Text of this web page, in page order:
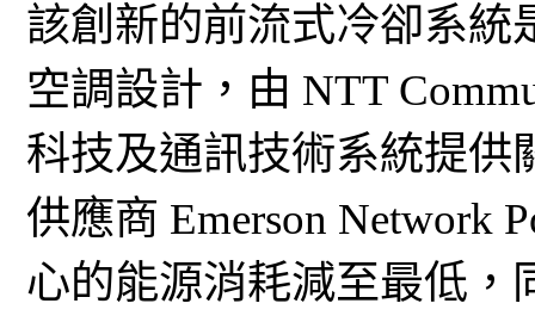
該創新的前流式冷卻系統
空調設計，由 NTT
科技及通訊技術系統提供
供應商 Emerson Network
心的能源消耗減至最低，